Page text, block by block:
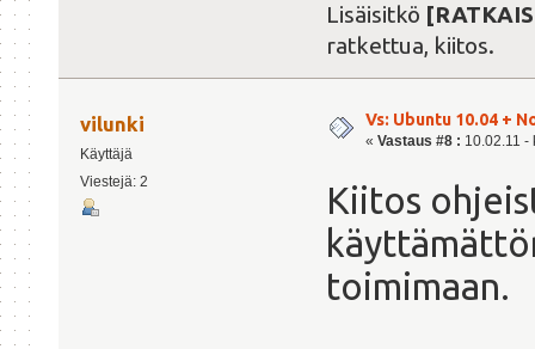
Lisäisitkö
ratkettua, kiitos.
vilunki
Käyttäjä
Viestejä: 2
Vs: Ubuntu 10.04 +
« Vastaus #8 : 10.02.11 -
Kiitos
toimimaan.